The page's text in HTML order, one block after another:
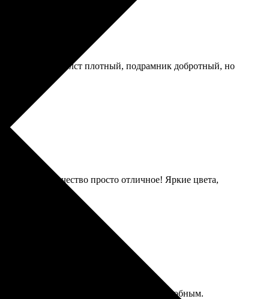
расправлять. Холст плотный, подрамник добротный, но
пришли, качество просто отличное! Яркие цвета,
Процесс оказался простым и удобным.